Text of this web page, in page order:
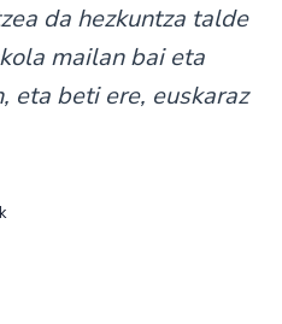
da hezkuntza talde
mailan bai eta
eta beti ere, euskaraz